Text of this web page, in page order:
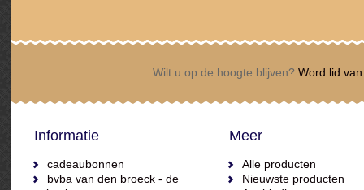
Wilt u op de hoogte blijven? Word lid
Informatie
cadeaubonnen
bvba van den broeck - de
Meer
Alle producten
Nieuwste producten